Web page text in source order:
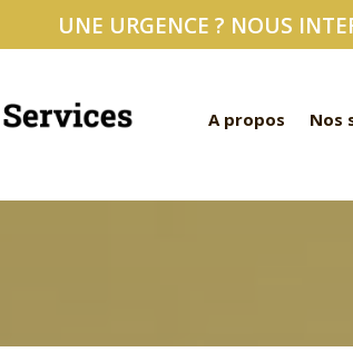
UNE URGENCE ? NOUS
A propos Nos